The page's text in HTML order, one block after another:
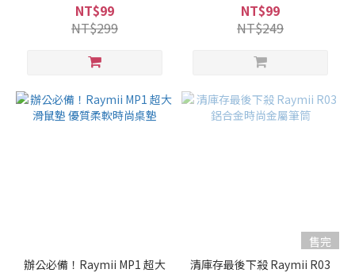
NT$99
NT$299
NT$99
NT$249
辦公必備！Raymii MP1 超大
售完
清庫存最後下殺 Raymii R03